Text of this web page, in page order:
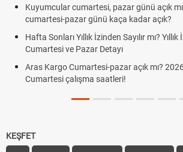
Kuyumcular cumartesi, pazar günü açık
cumartesi-pazar günü kaça kadar açık?
Hafta Sonları Yıllık İzinden Sayılır mı?
Cumartesi ve Pazar Detayı
Aras Kargo Cumartesi-pazar açık mı?
Cumartesi çalışma saatleri!
KEŞFET